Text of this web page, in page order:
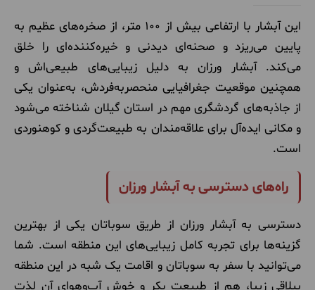
این آبشار با ارتفاعی بیش از ۱۰۰ متر، از صخره‌های عظیم به
پایین می‌ریزد و صحنه‌ای دیدنی و خیره‌کننده‌ای را خلق
می‌کند. آبشار ورزان به دلیل زیبایی‌های طبیعی‌اش و
همچنین موقعیت جغرافیایی منحصربه‌فردش، به‌عنوان یکی
از جاذبه‌های گردشگری مهم در استان گیلان شناخته می‌شود
و مکانی ایده‌آل برای علاقه‌مندان به طبیعت‌گردی و کوهنوردی
است.
راه‌های دسترسی به آبشار ورزان
دسترسی به آبشار ورزان از طریق سوباتان یکی از بهترین
گزینه‌ها برای تجربه کامل زیبایی‌های این منطقه است. شما
می‌توانید با سفر به سوباتان و اقامت یک شبه در این منطقه
ییلاقی زیبا، هم از طبیعت بکر و خوش آب‌وهوای آن لذت